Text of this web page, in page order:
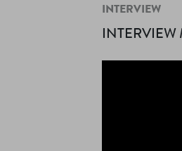
INTERVIEW
This